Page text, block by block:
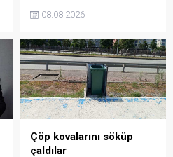
belirgin biçimde yüksek
Valiliği, Tarım ve Orman İl
Müdürlüğü ile ilgili kurumları
denetime çağırdı. Akdoğan,
yüzde 50’ye ulaşan fiyat
farklarının araştırılması
gerektiğini söyledi.
08.08.2026
Çöp kovalarını söküp
çaldılar